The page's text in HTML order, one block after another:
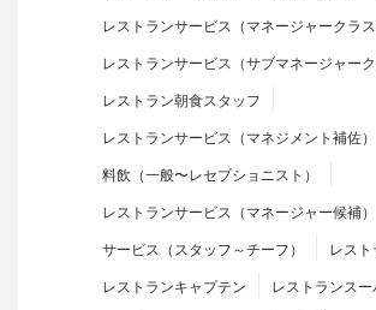
レストランサービス（マネージャークラス
レストランサービス（サブマネージャーク
レストラン朝食スタッフ
レストランサービス（マネジメント補佐）
料飲（一般〜レセプショニスト）
レストランサービス（マネージャー候補）
サービス（スタッフ～チーフ）
レス
レストランキャプテン
レストランス